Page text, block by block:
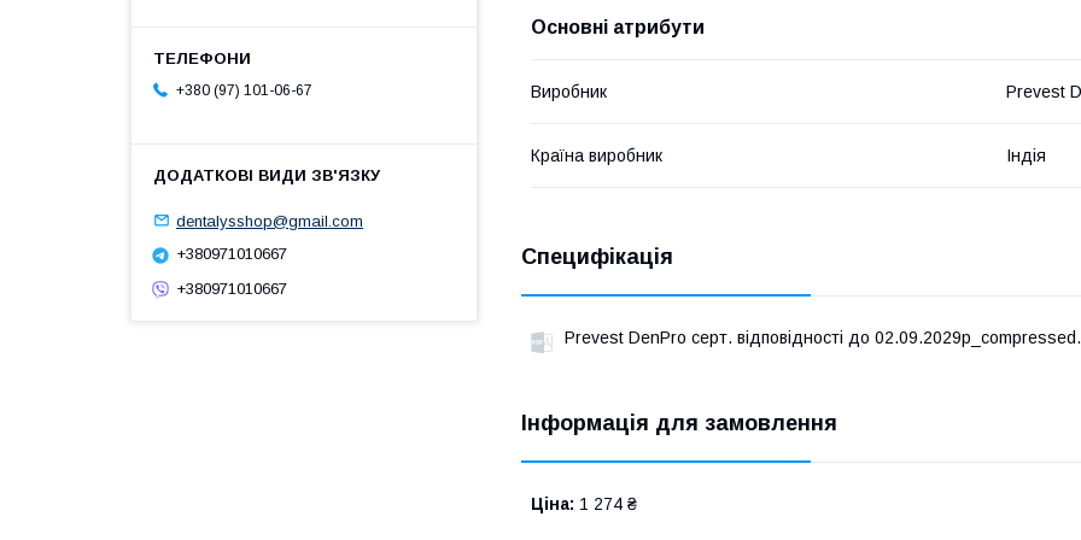
Основні атрибути
Виробник Prevest
Країна виробник Індія
Специфікація
Prevest DenPro серт. відповідності до
Інформація для замовлення
Ціна: 1 274 ₴
+380 (97) 101-06-67
dentalysshop@gmail.com
+380971010667
+380971010667